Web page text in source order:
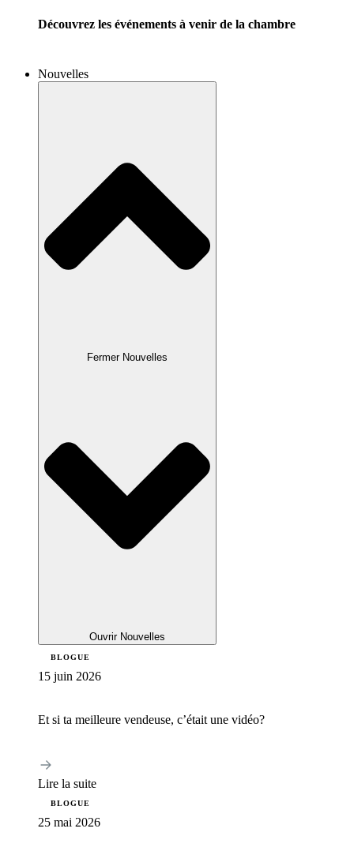
Découvrez les événements à venir de la chambre
Nouvelles
Fermer Nouvelles
Ouvrir Nouvelles
BLOGUE
15 juin 2026
Et si ta meilleure vendeuse, c’était une vidéo?
Lire la suite
BLOGUE
25 mai 2026